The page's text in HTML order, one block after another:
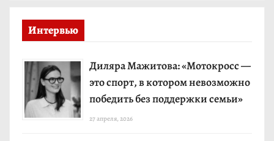
Интервью
Диляра Мажитова: «Мотокросс —
это спорт, в котором невозможно
победить без поддержки семьи»
27 апреля, 2026